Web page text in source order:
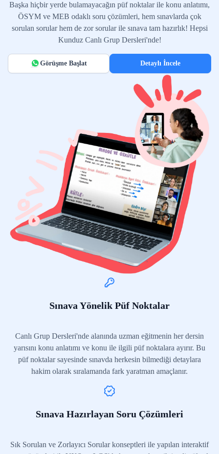
Başka hiçbir yerde bulamayacağın püf noktalar ile konu anlatımı,
ÖSYM ve MEB odaklı soru çözümleri, hem sınavlarda çok
sorulan sorular hem de zor sorular ile sınava tam hazırlık! Hepsi
Kunduz Canlı Grup Dersleri'nde!
Görüşme Başlat Detaylı İncele
Sınava Yönelik Püf Noktalar
Canlı Grup Dersleri'nde alanında uzman eğitmenin her dersin
yarısını konu anlatımı ve konu ile ilgili püf noktalara ayırır. Bu
püf noktalar sayesinde sınavda herkesin bilmediği detaylara
hakim olarak sıralamanda fark yaratman amaçlanır.
Sınava Hazırlayan Soru Çözümleri
Sık Sorulan ve Zorlayıcı Sorular konseptleri ile yapılan interaktif